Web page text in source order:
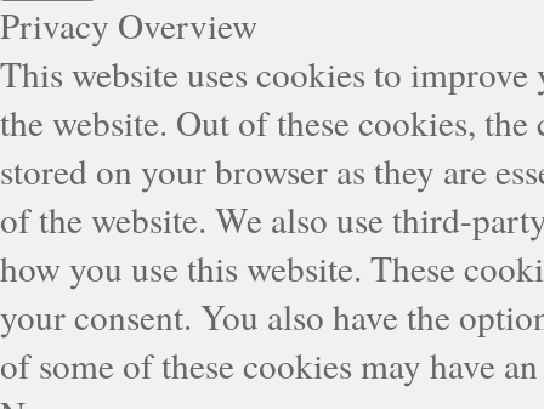
Privacy Overview
This website uses cookies to
the website. Out of these cookies,
stored on your browser as they are
of the website. We also use third-
how you use this website. These
your consent. You also have the
of some of these cookies may have